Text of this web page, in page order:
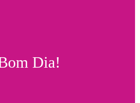
Dia!